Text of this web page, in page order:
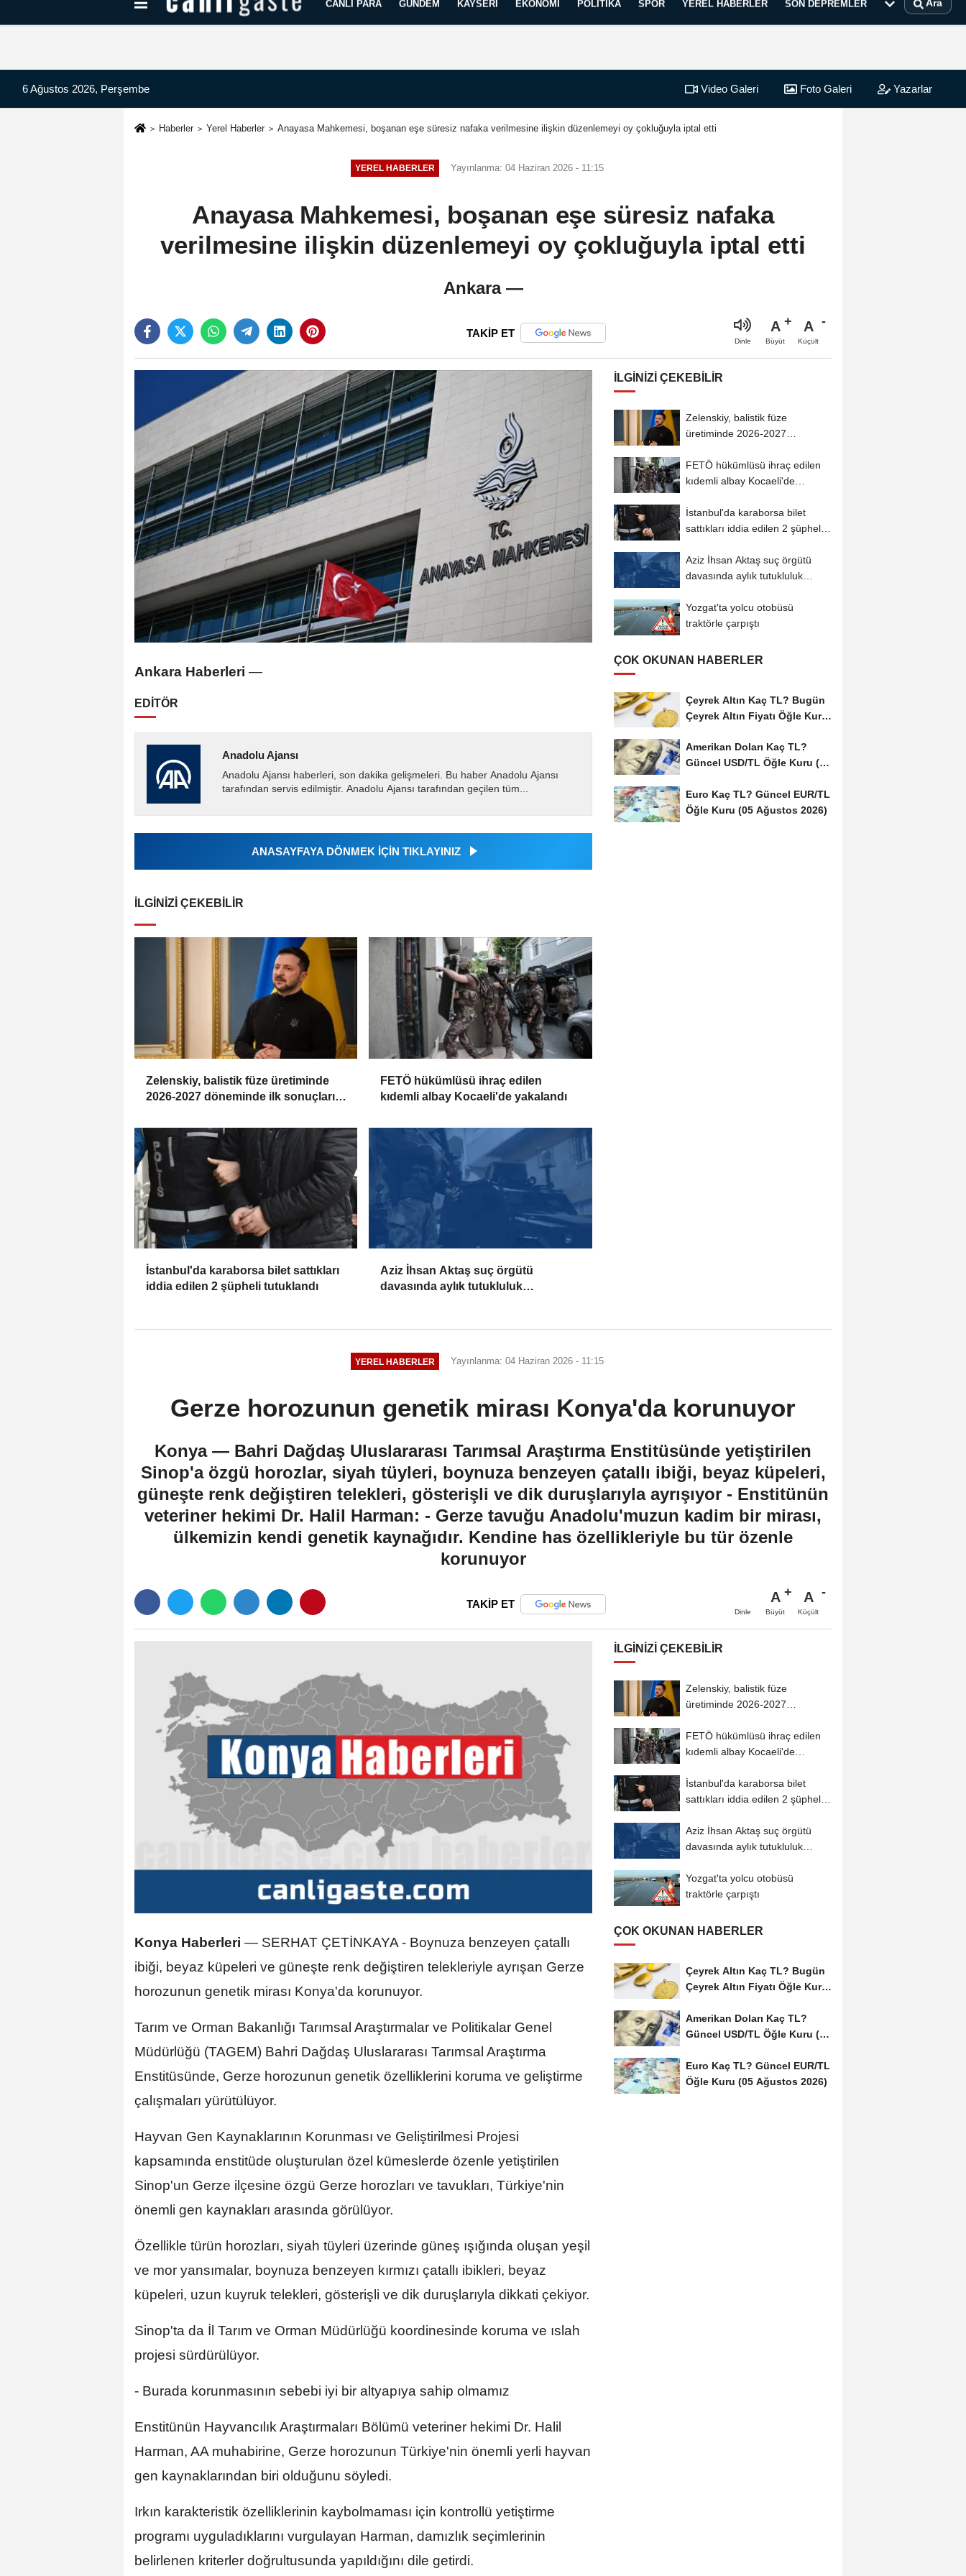
Kayseri Haberleri Can Radyo Dinle
CANLI PARA GÜNDEM KAYSERI EKONOMI POLITIKA SPOR YEREL HABERLER SON DEPREMLER Ara
6 Ağustos 2026, Perşembe Video Galeri Foto Galeri Yazarlar
Haberler Yerel Haberler Anayasa Mahkemesi, boşanan eşe süresiz nafaka verilmesine ilişkin düzenlemeyi oy çokluğuyla iptal etti
YEREL HABERLER Yayınlanma: 04 Haziran 2026 - 11:15
Anayasa Mahkemesi, boşanan eşe süresiz nafaka
verilmesine ilişkin düzenlemeyi oy çokluğuyla iptal etti
Ankara —
TAKİP ET
Dinle
A
Büyüt
A
Küçült
Ankara Haberleri —
EDİTÖR
Anadolu Ajansı
Anadolu Ajansı haberleri, son dakika gelişmeleri. Bu haber Anadolu Ajansı
tarafından servis edilmiştir. Anadolu Ajansı tarafından geçilen tüm...
ANASAYFAYA DÖNMEK İÇİN TIKLAYINIZ
İLGINIZI ÇEKEBILIR
Zelenskiy, balistik füze üretiminde
2026-2027 döneminde ilk sonuçları
FETÖ hükümlüsü ihraç edilen
kıdemli albay Kocaeli'de yakalandı
İstanbul'da karaborsa bilet sattıkları
iddia edilen 2 şüpheli tutuklandı
Aziz İhsan Aktaş suç örgütü
davasında aylık tutukluluk
İLGINIZI ÇEKEBILIR
Zelenskiy, balistik füze
üretiminde 2026-2027
FETÖ hükümlüsü ihraç edilen
kıdemli albay Kocaeli'de
İstanbul'da karaborsa bilet
sattıkları iddia edilen 2 şüpheli
Aziz İhsan Aktaş suç örgütü
davasında aylık tutukluluk
Yozgat'ta yolcu otobüsü
traktörle çarpıştı
ÇOK OKUNAN HABERLER
Çeyrek Altın Kaç TL? Bugün
Çeyrek Altın Fiyatı Öğle Kuru
Amerikan Doları Kaç TL?
Güncel USD/TL Öğle Kuru (05
Euro Kaç TL? Güncel EUR/TL
Öğle Kuru (05 Ağustos 2026)
YEREL HABERLER Yayınlanma: 04 Haziran 2026 - 11:15
Gerze horozunun genetik mirası Konya'da korunuyor
Konya — Bahri Dağdaş Uluslararası Tarımsal Araştırma Enstitüsünde yetiştirilen
Sinop'a özgü horozlar, siyah tüyleri, boynuza benzeyen çatallı ibiği, beyaz küpeleri,
güneşte renk değiştiren telekleri, gösterişli ve dik duruşlarıyla ayrışıyor - Enstitünün
veteriner hekimi Dr. Halil Harman: - Gerze tavuğu Anadolu'muzun kadim bir mirası,
ülkemizin kendi genetik kaynağıdır. Kendine has özellikleriyle bu tür özenle
korunuyor
TAKİP ET
Dinle
A
Büyüt
A
Küçült
Konya Haberleri — SERHAT ÇETİNKAYA - Boynuza benzeyen çatallı
ibiği, beyaz küpeleri ve güneşte renk değiştiren telekleriyle ayrışan Gerze
horozunun genetik mirası Konya'da korunuyor.
Tarım ve Orman Bakanlığı Tarımsal Araştırmalar ve Politikalar Genel
Müdürlüğü (TAGEM) Bahri Dağdaş Uluslararası Tarımsal Araştırma
Enstitüsünde, Gerze horozunun genetik özelliklerini koruma ve geliştirme
çalışmaları yürütülüyor.
Hayvan Gen Kaynaklarının Korunması ve Geliştirilmesi Projesi
kapsamında enstitüde oluşturulan özel kümeslerde özenle yetiştirilen
Sinop'un Gerze ilçesine özgü Gerze horozları ve tavukları, Türkiye'nin
önemli gen kaynakları arasında görülüyor.
Özellikle türün horozları, siyah tüyleri üzerinde güneş ışığında oluşan yeşil
ve mor yansımalar, boynuza benzeyen kırmızı çatallı ibikleri, beyaz
küpeleri, uzun kuyruk telekleri, gösterişli ve dik duruşlarıyla dikkati çekiyor.
Sinop'ta da İl Tarım ve Orman Müdürlüğü koordinesinde koruma ve ıslah
projesi sürdürülüyor.
- Burada korunmasının sebebi iyi bir altyapıya sahip olmamız
Enstitünün Hayvancılık Araştırmaları Bölümü veteriner hekimi Dr. Halil
Harman, AA muhabirine, Gerze horozunun Türkiye'nin önemli yerli hayvan
gen kaynaklarından biri olduğunu söyledi.
Irkın karakteristik özelliklerinin kaybolmaması için kontrollü yetiştirme
programı uyguladıklarını vurgulayan Harman, damızlık seçimlerinin
belirlenen kriterler doğrultusunda yapıldığını dile getirdi.
İLGINIZI ÇEKEBILIR
Zelenskiy, balistik füze
üretiminde 2026-2027
FETÖ hükümlüsü ihraç edilen
kıdemli albay Kocaeli'de
İstanbul'da karaborsa bilet
sattıkları iddia edilen 2 şüpheli
Aziz İhsan Aktaş suç örgütü
davasında aylık tutukluluk
Yozgat'ta yolcu otobüsü
traktörle çarpıştı
ÇOK OKUNAN HABERLER
Çeyrek Altın Kaç TL? Bugün
Çeyrek Altın Fiyatı Öğle Kuru
Amerikan Doları Kaç TL?
Güncel USD/TL Öğle Kuru (05
Euro Kaç TL? Güncel EUR/TL
Öğle Kuru (05 Ağustos 2026)